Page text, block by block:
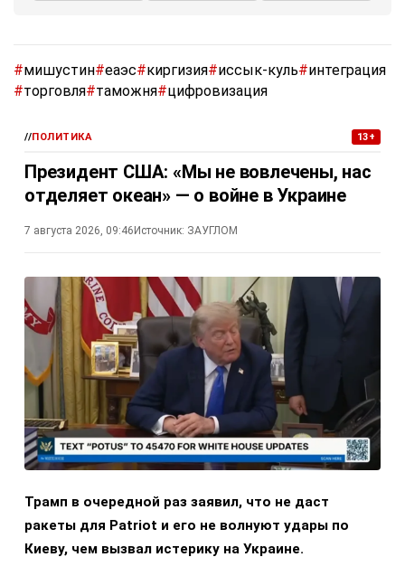
#мишустин#еаэс#киргизия#иссык-куль#интеграция
#торговля#таможня#цифровизация
//ПОЛИТИКА 13+
Президент США: «Мы не вовлечены, нас
отделяет океан» — о войне в Украине
7 августа 2026, 09:46Источник: ЗАУГЛОМ
Трамп в очередной раз заявил, что не даст
ракеты для Patriot и его не волнуют удары по
Киеву, чем вызвал истерику на Украине.